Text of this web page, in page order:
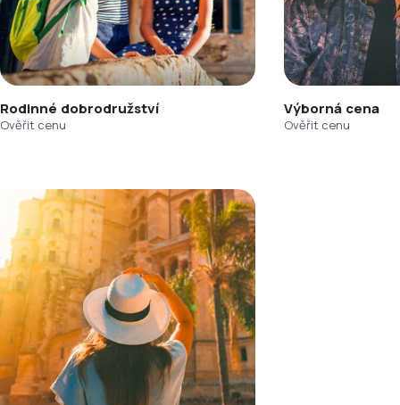
Rodinné dobrodružství
Ověřit cenu
Výborná cena
Ověřit cenu